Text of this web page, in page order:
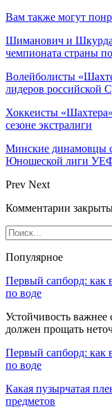
Вам также могут
Шиманович и
чемпионата страны
Волейболисты
лидеров российской
Хоккеисты
сезоне экстралиги
Минские динамовцы
Юношеской лиги
Prev Next
Комментарии
Популярное
Первый сапборд: как
по воде
Устойчивость
должен прощать
Первый сапборд: как
по воде
Какая пузырчатая
предметов